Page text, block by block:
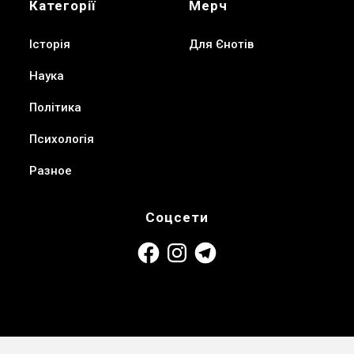
Категорії
Історія
Наука
Політика
Психологія
Разное
Мерч
Для Єнотів
Соцсети
FacebookInstagramTelegram